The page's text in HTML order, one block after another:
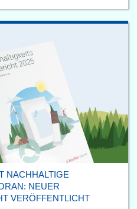
NACHHALTIGE
NEUER
VERÖFFENTLICHT